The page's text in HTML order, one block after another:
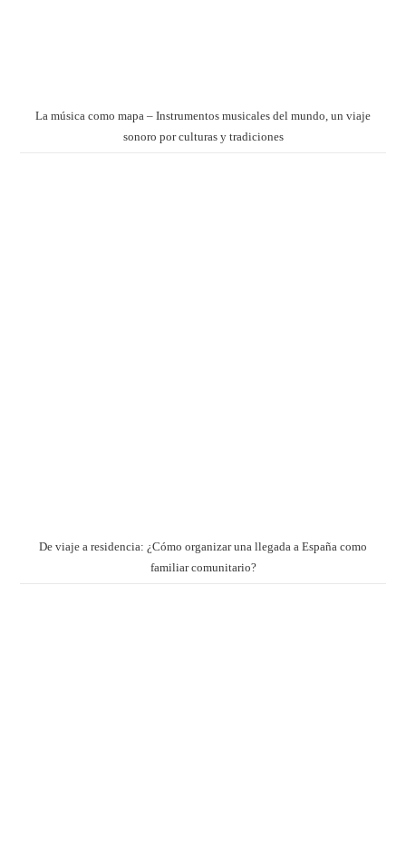
La música como mapa – Instrumentos musicales del mundo, un viaje
sonoro por culturas y tradiciones
De viaje a residencia: ¿Cómo organizar una llegada a España como
familiar comunitario?